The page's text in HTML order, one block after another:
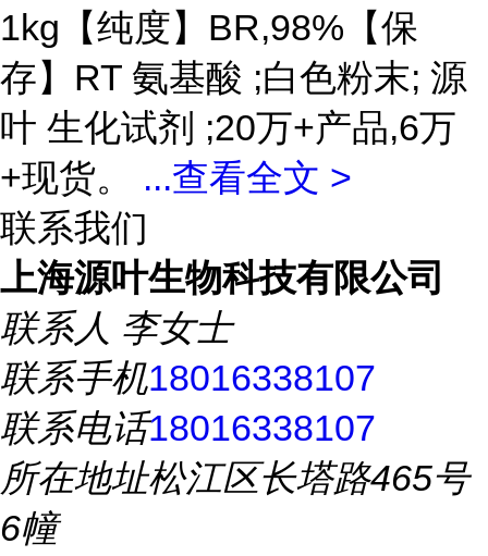
1kg【纯度】BR,98%【保
存】RT 氨基酸 ;白色粉末; 源
叶 生化试剂 ;20万+产品,6万
+现货。 ...查看全文 >
联系我们
上海源叶生物科技有限公司
联系人 李女士
联系手机18016338107
联系电话18016338107
所在地址松江区长塔路465号
6幢